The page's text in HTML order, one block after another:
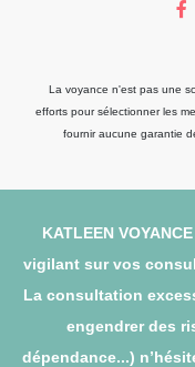
La voyance n'est pas une
efforts pour sélectionner les
fournir aucune garantie
KATLEEN
vigilant sur vos
La consultation
engendrer des
dépendance...)